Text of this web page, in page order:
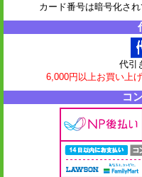
カード番号は暗号化さ
代引
6,000円以上お買い上
コ